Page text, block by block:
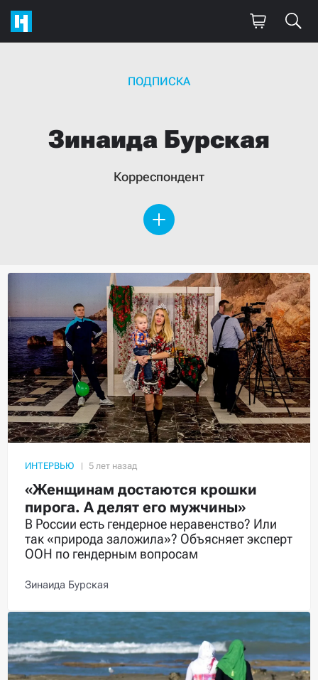
ПОДПИСКА
Зинаида Бурская
Корреспондент
ИНТЕРВЬЮ
«Женщинам достаются крошки
пирога. А делят его мужчины»
В России есть гендерное неравенство? Или
так «природа заложила»? Объясняет эксперт
ООН по гендерным вопросам
Зинаида Бурская